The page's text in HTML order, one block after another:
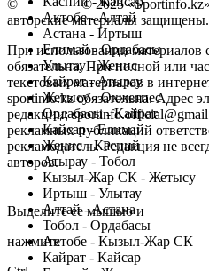
Актобе - Алтай
Астана - Иртыш
Елимай - Ордабасы
Улытау - Женис
Кайрат - Атырау
Жетысу - Окжетпес
Ордабасы - Кайрат
Кайсар - Елимай
Женис - Каспий
Атырау - Тобол
Кызыл-Жар СК - Жетысу
Иртыш - Улытау
Алтай - Астана
Тобол - Ордабасы
Актобе - Кызыл-Жар СК
Кайрат - Кайсар
© Copyright© 2025
авторские материалы защищены.
При использовании материалов
обязательна. При полной или
текстовых материалов в
sportinfo.kz обязательна. Адрес
редакции:
рекламных публикаций
рекламодатель. Редакция не
авторов.
Заметили ошибку в тексте?
Выделите ее мышью и
нажмите